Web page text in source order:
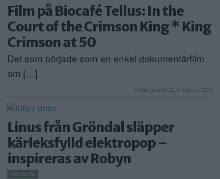
Film på Biocafé Tellus: In the
Court of the Crimson King * King
Crimson at 50
Det som började som en enkel dokumentärfilm
om […]
Publicerad 14:11, 8 februari 2023
Linus från Gröndal släpper
kärleksfylld elektropop –
inspireras av Robyn
GRÖNDAL